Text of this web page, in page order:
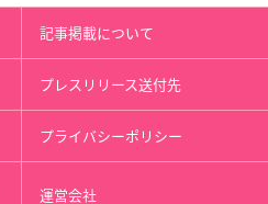
記事掲載について
プレスリリース送付先
プライバシーポリシー
運営会社